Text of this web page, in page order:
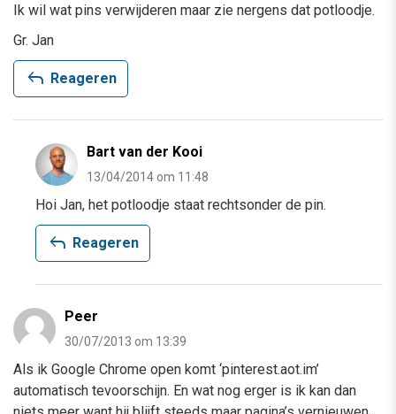
Ik wil wat pins verwijderen maar zie nergens dat potloodje.
Gr. Jan
reply Reageren
Bart van der Kooi
13/04/2014 om 11:48
Hoi Jan, het potloodje staat rechtsonder de pin.
reply Reageren
Peer
30/07/2013 om 13:39
Als ik Google Chrome open komt ‘pinterest.aot.im’
automatisch tevoorschijn. En wat nog erger is ik kan dan